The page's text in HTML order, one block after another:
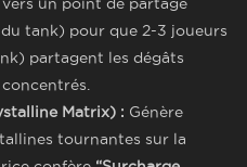
tank) pour que 2-3 joueurs
partagent les dégâts
Matrix) : Génère
tournantes sur la